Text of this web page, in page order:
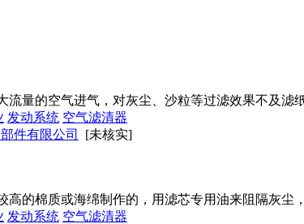
流量的空气进气，对灰尘、沙粒等过滤效果不及滤
发动系统 空气滤清器
件有限公司 [未核实]
高的棉质或海绵制作的，用滤芯专用油来阻隔灰尘
发动系统 空气滤清器